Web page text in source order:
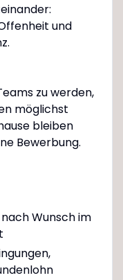
und
zu werden,
möglichst
bleiben
Bewerbung.
Wunsch im